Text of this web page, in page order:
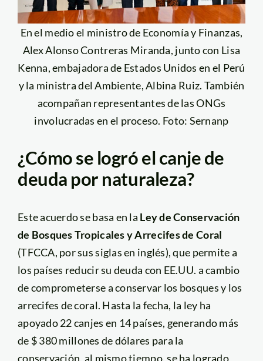
En el medio el ministro de Economía y Finanzas,
Alex Alonso Contreras Miranda, junto con Lisa
Kenna, embajadora de Estados Unidos en el Perú
y la ministra del Ambiente, Albina Ruiz. También
acompañan representantes de las ONGs
involucradas en el proceso. Foto: Sernanp
¿Cómo se logró el canje de
deuda por naturaleza?
Este acuerdo se basa en la Ley de Conservación
de Bosques Tropicales y Arrecifes de Coral
(TFCCA, por sus siglas en inglés), que permite a
los países reducir su deuda con EE.UU. a cambio
de comprometerse a conservar los bosques y los
arrecifes de coral. Hasta la fecha, la ley ha
apoyado 22 canjes en 14 países, generando más
de $380 millones de dólares para la
conservación, al mismo tiempo, se ha logrado